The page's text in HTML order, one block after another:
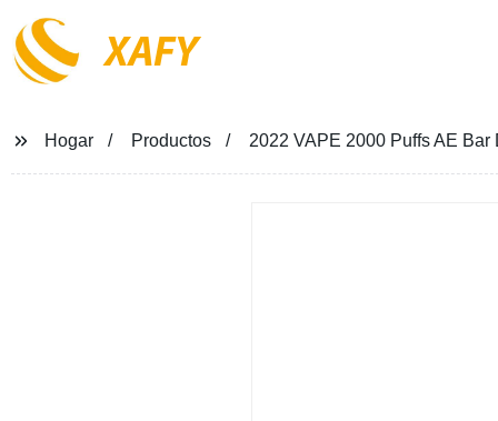
XAFY
Hogar Productos 2022 VAPE 2000 Puffs AE